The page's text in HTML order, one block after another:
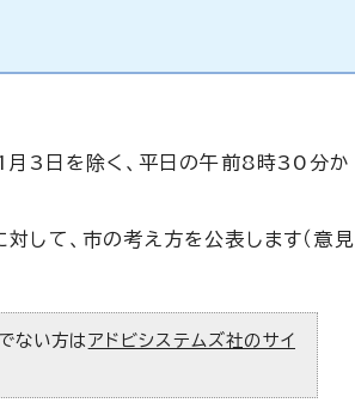
月3日を除く、平日の午前8時30分か
して、市の考え方を公表します（意見
ない方は アドビシステムズ社のサイ